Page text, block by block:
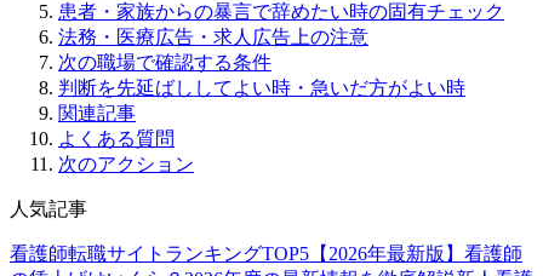
患者・家族からの暴言で辞めたい時の固有チェック
法務・医療広告・求人広告上の注意
次の職場で確認する条件
判断を先延ばししてよい時・急いだ方がよい時
関連記事
よくある質問
次のアクション
人気記事
看護師転職サイトランキングTOP5【2026年最新版】 看護師